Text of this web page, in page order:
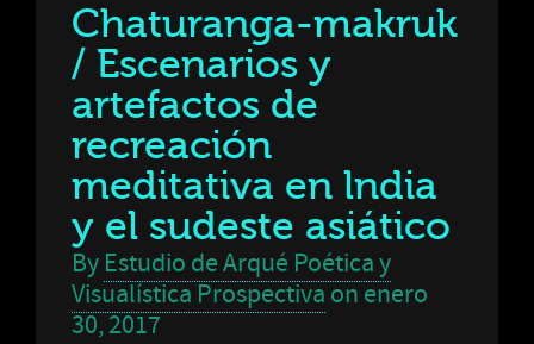
Chaturanga-makruk
/ Escenarios y
artefactos de
recreación
meditativa en lndia
y el sudeste asiático
By Estudio de Arqué Poética y
Visualística Prospectiva on enero
30, 2017